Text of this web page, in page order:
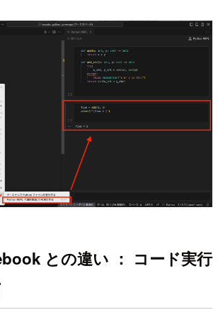
との違い ： コード実行